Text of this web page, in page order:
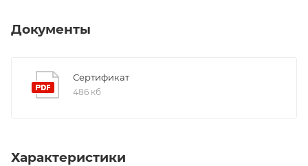
Документы
Сертификат
486 кб
Характеристики